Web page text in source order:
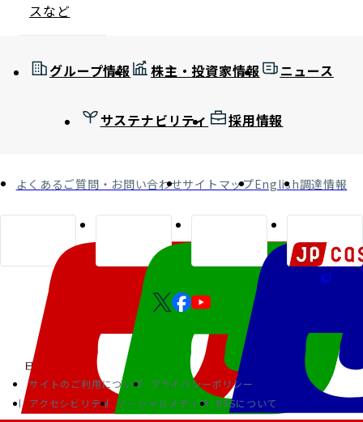
スなど
グループ情報 株主・投資家情報 ニュース
サステナビリティ 採用情報
よくあるご質問・お問い合わせサイトマップEnglish調達情報
サイトのご利用について
プライバシーポリシー
アクセシビリティ
ソーシャルメディア RSSについて